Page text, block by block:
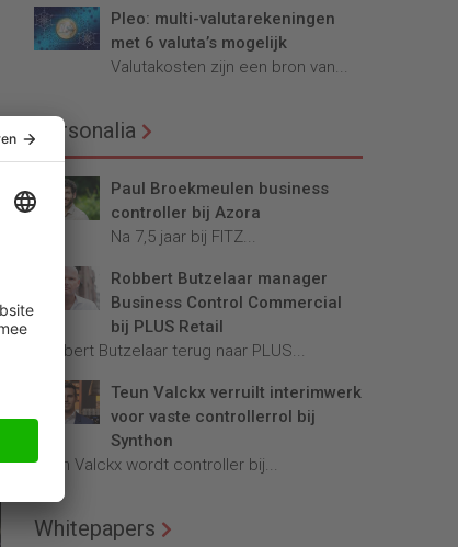
Pleo: multi-valutarekeningen
met 6 valuta’s mogelijk
Valutakosten zijn een bron van...
Personalia
Paul Broekmeulen business
controller bij Azora
Na 7,5 jaar bij FITZ...
Robbert Butzelaar manager
Business Control Commercial
bij PLUS Retail
Robbert Butzelaar terug naar PLUS...
Teun Valckx verruilt interimwerk
voor vaste controllerrol bij
Synthon
Teun Valckx wordt controller bij...
Whitepapers